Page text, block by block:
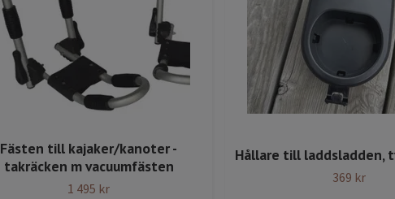
Fästen till kajaker/kanoter -
takräcken m vacuumfästen
1 495 kr
Hållare till laddsladden,
369 kr